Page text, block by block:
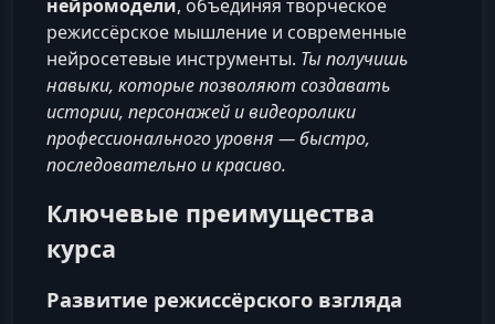
нейромодели, объединяя творческое
режиссёрское мышление и современные
нейросетевые инструменты. Ты получишь
навыки, которые позволяют создавать
истории, персонажей и видеоролики
профессионального уровня — быстро,
последовательно и красиво.
Ключевые преимущества
курса
Развитие режиссёрского взгляда